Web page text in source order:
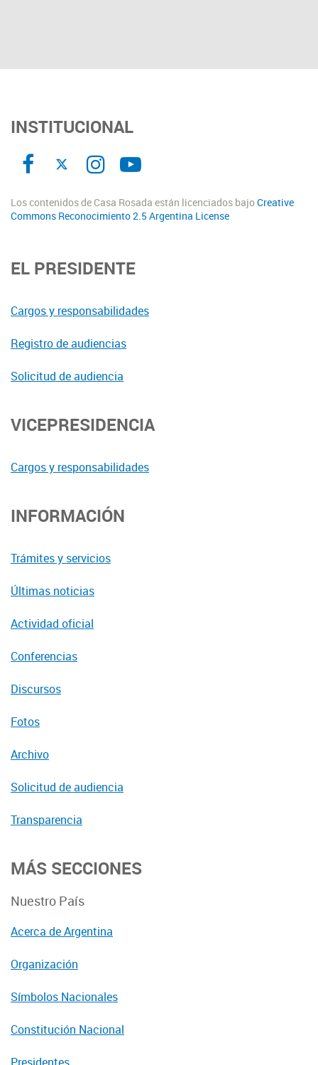
INSTITUCIONAL
Los contenidos de Casa Rosada están licenciados bajoCreative
Commons Reconocimiento 2.5 Argentina License
EL PRESIDENTE
Cargos y responsabilidades
Registro de audiencias
Solicitud de audiencia
VICEPRESIDENCIA
Cargos y responsabilidades
INFORMACIÓN
Trámites y servicios
Últimas noticias
Actividad oficial
Conferencias
Discursos
Fotos
Archivo
Solicitud de audiencia
Transparencia
MÁS SECCIONES
Nuestro País
Acerca de Argentina
Organización
Símbolos Nacionales
Constitución Nacional